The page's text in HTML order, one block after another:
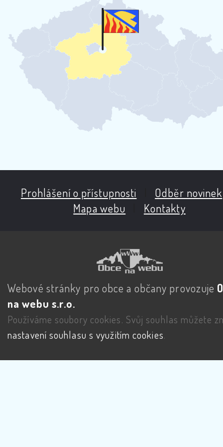
Prohlášení o přístupnosti Odběr novinek
Mapa webu
Kontakty
Webové stránky pro obce a občany provozuje
na webu s.r.o.
Používáme soubory cookies. Svůj souhlas můžete
nastavení souhlasu s využitím cookies.